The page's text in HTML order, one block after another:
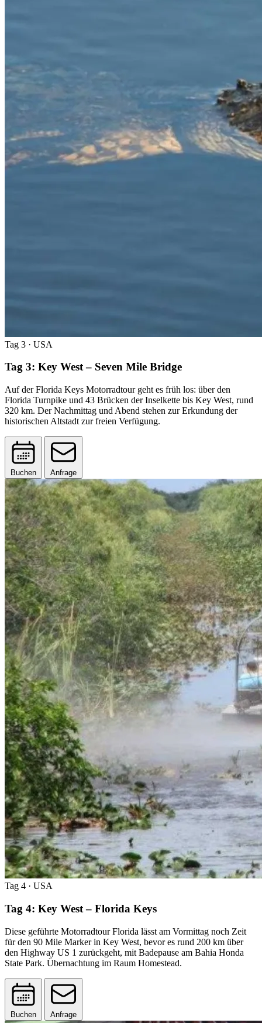
Tag 3 · USA
Tag 3: Key West – Seven Mile Bridge
Auf der Florida Keys Motorradtour geht es früh los: über den
Florida Turnpike und 43 Brücken der Inselkette bis Key West, rund
320 km. Der Nachmittag und Abend stehen zur Erkundung der
historischen Altstadt zur freien Verfügung.
Buchen Anfrage
Tag 4 · USA
Tag 4: Key West – Florida Keys
Diese geführte Motorradtour Florida lässt am Vormittag noch Zeit
für den 90 Mile Marker in Key West, bevor es rund 200 km über
den Highway US 1 zurückgeht, mit Badepause am Bahia Honda
State Park. Übernachtung im Raum Homestead.
Buchen Anfrage